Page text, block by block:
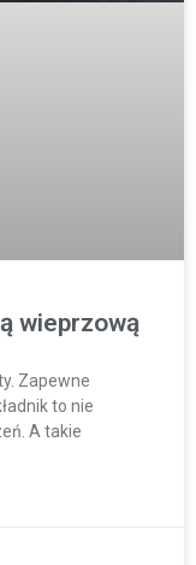
wieprzową
Zapewne
to nie
A takie